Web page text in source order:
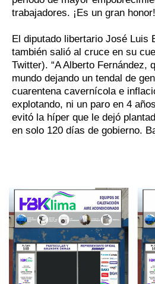
trabajadores. ¡Es un gran
El diputado libertario José Luis
también salió al cruce en su
Twitter). “A Alberto Fernández,
mundo dejando un tendal de
cuarentena cavernícola e
explotando, ni un paro en 4
evitó la híper que le dejó
en solo 120 días de gobierno.